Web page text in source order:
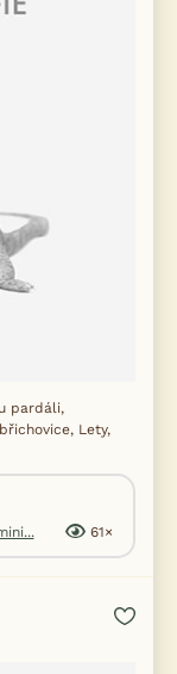
pardáli,
Lety,
61×